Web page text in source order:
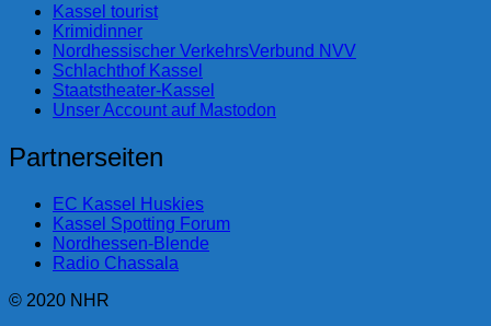
Kassel tourist
Krimidinner
Nordhessischer VerkehrsVerbund NVV
Schlachthof Kassel
Staatstheater-Kassel
Unser Account auf Mastodon
Partnerseiten
EC Kassel Huskies
Kassel Spotting Forum
Nordhessen-Blende
Radio Chassala
© 2020 NHR